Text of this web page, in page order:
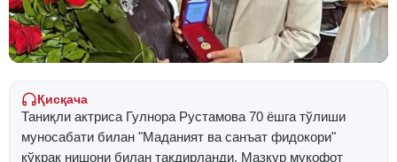
Қисқача
Таниқли актриса Гулнора Рустамова 70 ёшга тўлиши
муносабати билан "Маданият ва санъат фидокори"
кўкрак нишони билан тақдирланди. Мазкур мукофот